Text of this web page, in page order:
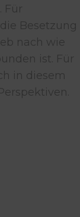
Für
Besetzung
nach wie
ist. Für
in diesem